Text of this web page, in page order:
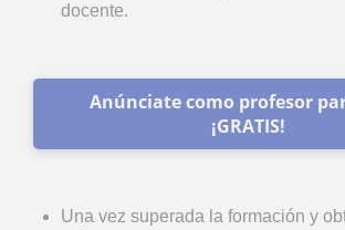
docente.
Anúnciate como profesor
¡GRATIS!
Una vez superada la formación y